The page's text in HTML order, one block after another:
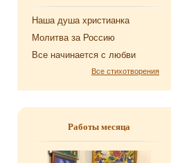
Наша душа хри­сти­ан­ка
Мо­лит­ва за Рос­сию
Все на­чи­на­ет­ся с любви
Все стихотворения
Работы месяца